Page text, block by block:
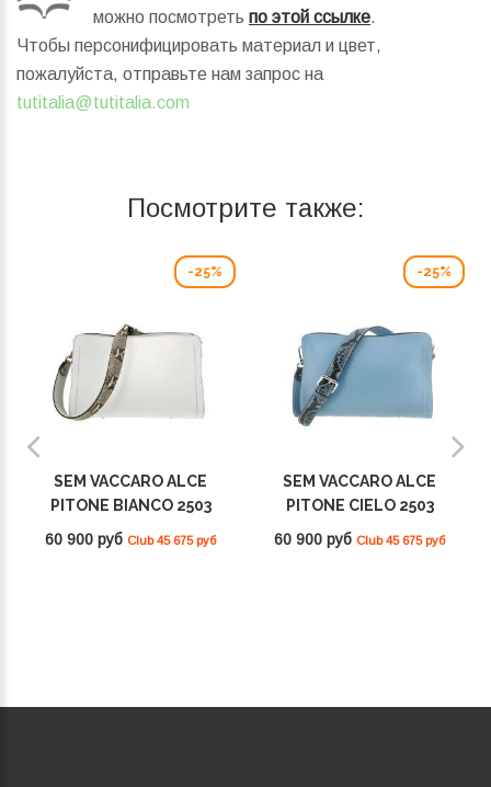
можно посмотреть по этой ссылке.
Чтобы персонифицировать материал и цвет,
пожалуйста, отправьте нам запрос на
tutitalia@tutitalia.com
Посмотрите также:
-25%
SEM VACCARO ALCE
PITONE BIANCO 2503
60 900 руб Club 45 675 руб
-25%
SEM VACCARO ALCE
PITONE CIELO 2503
60 900 руб Club 45 675 руб